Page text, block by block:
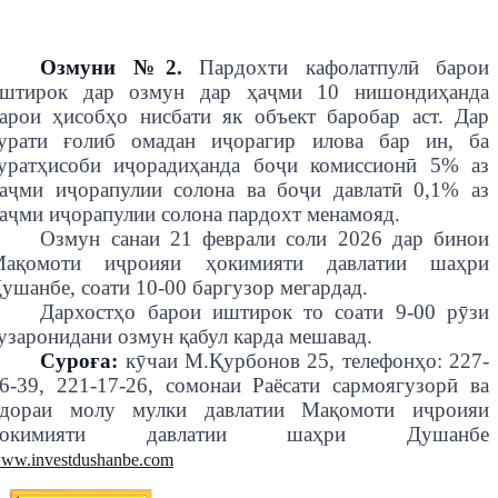
Озмуни №2.Пардохти кафолатпулӣ барои
дар озмун дар ҳаҷми 10 нишондиҳанда
ҳисобҳо нисбати як объект баробар аст. Дар
ғолиб омадан иҷорагир илова бар ин, ба
иҷорадиҳанда боҷи комиссионӣ 5% аз
иҷорапулии солона ва боҷи давлатӣ 0,1% аз
иҷорапулии солона пардохт менамояд.
Озмун санаи 21 феврали соли 2026 дар бинои
иҷроияи ҳокимияти давлатии шаҳри
соати 10-00 баргузор мегардад.
Дархостҳо барои иштирок то соати 9-00 рӯзи
озмун қабул карда мешавад.
Суроға: кӯчаи М.Қурбонов 25, телефонҳо: 227-
39, 221-17-26, сомонаи Раёсати сармоягузорӣ ва
молу мулки давлатии Мақомоти иҷроияи
давлатии шаҳри Душанбе